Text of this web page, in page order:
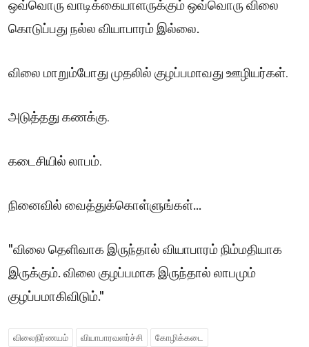
ஒவ்வொரு வாடிக்கையாளருக்கும் ஒவ்வொரு விலை
கொடுப்பது நல்ல வியாபாரம் இல்லை.
விலை மாறும்போது முதலில் குழப்பமாவது ஊழியர்கள்.
அடுத்தது கணக்கு.
கடைசியில் லாபம்.
நினைவில் வைத்துக்கொள்ளுங்கள்...
"விலை தெளிவாக இருந்தால் வியாபாரம் நிம்மதியாக
இருக்கும். விலை குழப்பமாக இருந்தால் லாபமும்
குழப்பமாகிவிடும்."
விலைநிர்ணயம் வியாபாரவளர்ச்சி கோழிக்கடை